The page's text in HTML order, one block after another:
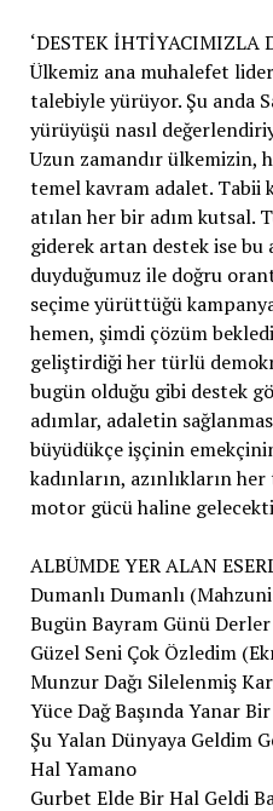
‘DESTEK İHTİYACIMIZLA
Ülkemiz ana muhalefet
talebiyle yürüyor. Şu anda
yürüyüşü nasıl
Uzun zamandır ülkemizin,
temel kavram adalet. Tabii
atılan her bir adım kutsal.
giderek artan destek ise bu
duyduğumuz ile doğru
seçime yürüttüğü
hemen, şimdi çözüm
geliştirdiği her türlü
bugün olduğu gibi destek
adımlar, adaletin
büyüdükçe işçinin
kadınların, azınlıkların
motor gücü haline
ALBÜMDE YER ALAN
Dumanlı Dumanlı
Bugün Bayram Günü
Güzel Seni Çok Özledim
Munzur Dağı Silelenmiş
Yüce Dağ Başında Yanar
Şu Yalan Dünyaya Geldim
Hal Yamano
Gurbet Elde Bir Hal Geldi